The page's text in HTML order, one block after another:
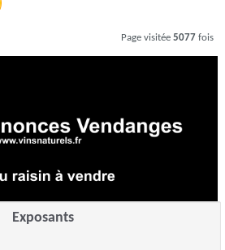
Page visitée 5077 fois
Exposants